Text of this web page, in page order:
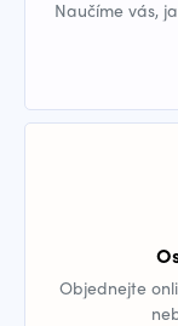
Naučíme vás,
Objednejte